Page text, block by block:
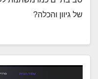
של גיוון והכלה?